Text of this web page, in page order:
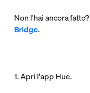
Non l'hai ancora fatto?
Bridge.
1. Apri l'app Hue.